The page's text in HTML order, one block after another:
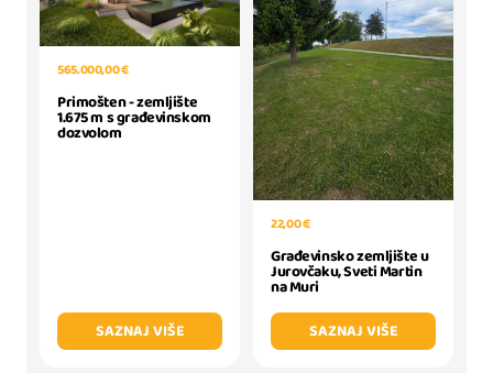
565.000,00 €
Primošten - zemljište
1.675 m s građevinskom
dozvolom
SAZNAJ VIŠE
22,00 €
Građevinsko zemljište u
Jurovčaku, Sveti Martin
na Muri
SAZNAJ VIŠE